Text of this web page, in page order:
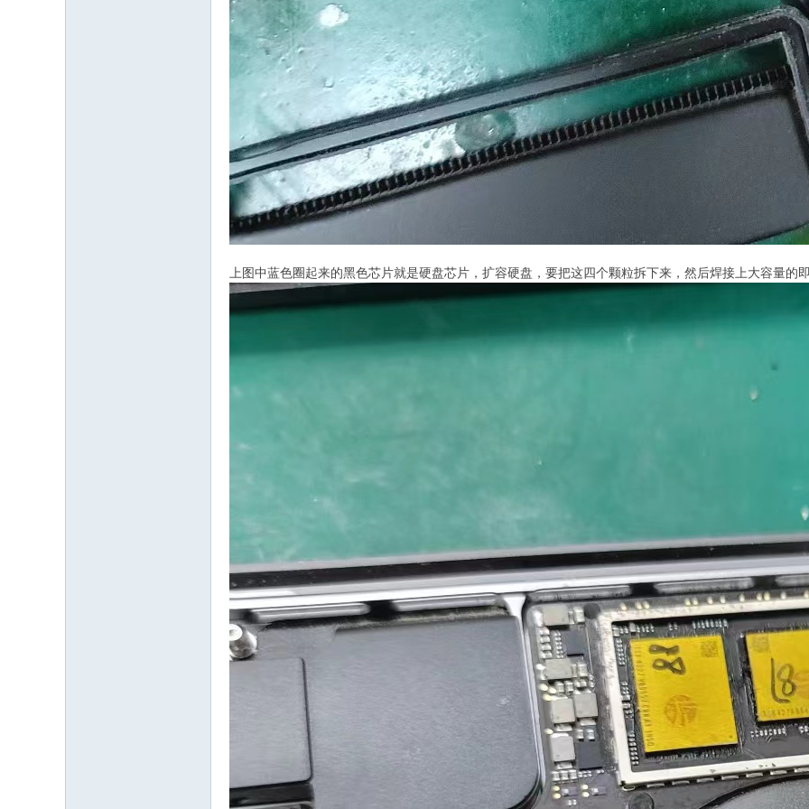
上图中蓝色圈起来的黑色芯片就是硬盘芯片，扩容硬盘，要把这四个颗粒拆下来，然后焊接上大容量的